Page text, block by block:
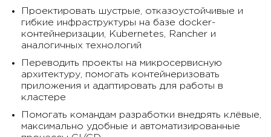
Проектировать шустрые, отказоустойчивые и
гибкие инфраструктуры на базе docker-
контейнеризации, Kubernetes, Rancher и
аналогичных технологий
Переводить проекты на микросервисную
архитектуру, помогать контейнеризовать
приложения и адаптировать для работы в
кластере
Помогать командам разработки внедрять клёвые,
максимально удобные и автоматизированные